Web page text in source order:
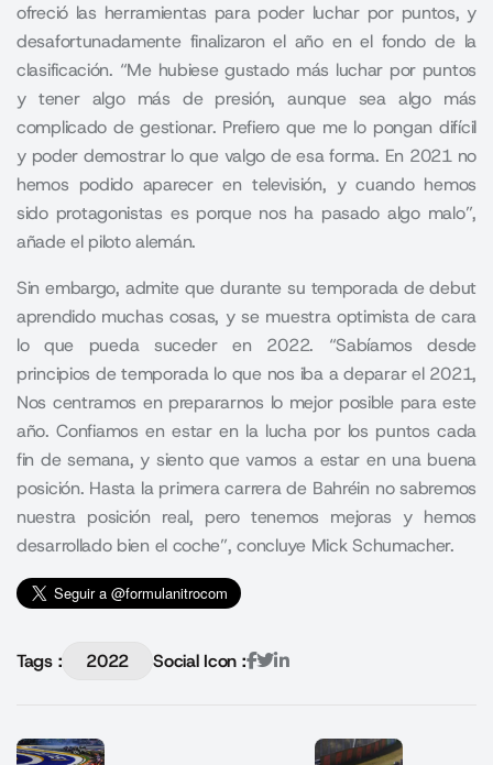
ofreció las herramientas para poder luchar por puntos, y
desafortunadamente finalizaron el año en el fondo de la
clasificación. “Me hubiese gustado más luchar por puntos
y tener algo más de presión, aunque sea algo más
complicado de gestionar. Prefiero que me lo pongan difícil
y poder demostrar lo que valgo de esa forma. En 2021 no
hemos podido aparecer en televisión, y cuando hemos
sido protagonistas es porque nos ha pasado algo malo”,
añade el piloto alemán.
Sin embargo, admite que durante su temporada de debut
aprendido muchas cosas, y se muestra optimista de cara
lo que pueda suceder en 2022. “Sabíamos desde
principios de temporada lo que nos iba a deparar el 2021,
Nos centramos en prepararnos lo mejor posible para este
año. Confiamos en estar en la lucha por los puntos cada
fin de semana, y siento que vamos a estar en una buena
posición. Hasta la primera carrera de Bahréin no sabremos
nuestra posición real, pero tenemos mejoras y hemos
desarrollado bien el coche”, concluye Mick Schumacher.
Tags : 2022 Social Icon :